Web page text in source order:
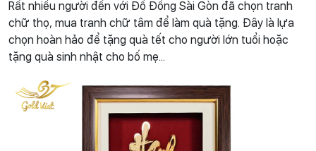
Rất nhiều người đến với Đồ Đồng Sài Gòn đã chọn tranh
chữ thọ, mua tranh chữ tâm để làm quà tặng. Đây là lựa
chọn hoàn hảo để tặng quà tết cho người lớn tuổi hoặc
tặng quà sinh nhật cho bố mẹ...